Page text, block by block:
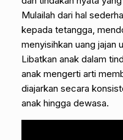
Mulailah dari hal
kepada tetangga,
menyisihkan uang jajan
Libatkan anak dalam
anak mengerti arti
diajarkan secara
anak hingga dewasa.